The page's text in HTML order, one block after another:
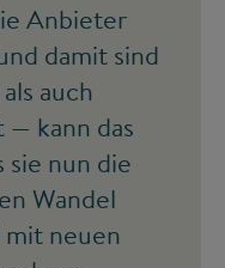
Anbieter
damit sind
auch
kann das
sie nun die
Wandel
neuen